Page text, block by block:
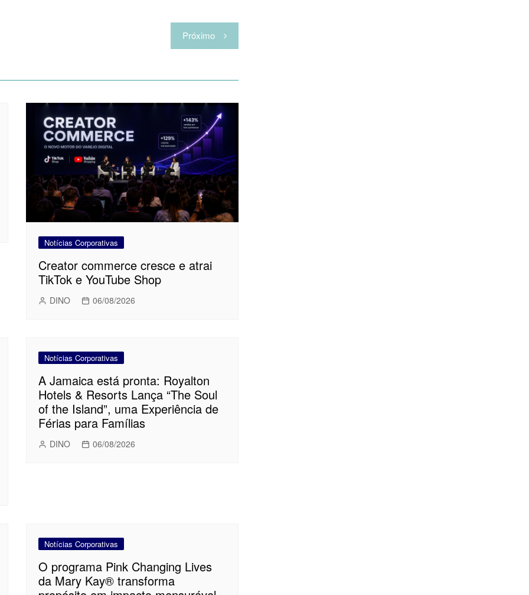
Próximo
Notícias Corporativas
Creator commerce cresce e atrai
TikTok e YouTube Shop
DINO 06/08/2026
Notícias Corporativas
A Jamaica está pronta: Royalton
Hotels & Resorts Lança “The Soul
of the Island”, uma Experiência de
Férias para Famílias
DINO 06/08/2026
Notícias Corporativas
O programa Pink Changing Lives
da Mary Kay® transforma